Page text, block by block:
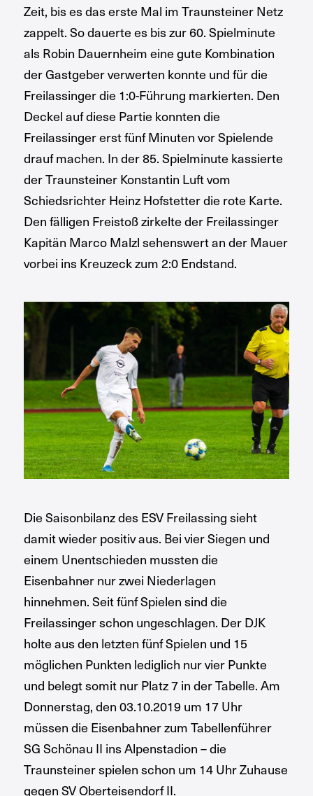
Zeit, bis es das erste Mal im Traunsteiner Netz
zappelt. So dauerte es bis zur 60. Spielminute
als Robin Dauernheim eine gute Kombination
der Gastgeber verwerten konnte und für die
Freilassinger die 1:0-Führung markierten. Den
Deckel auf diese Partie konnten die
Freilassinger erst fünf Minuten vor Spielende
drauf machen. In der 85. Spielminute kassierte
der Traunsteiner Konstantin Luft vom
Schiedsrichter Heinz Hofstetter die rote Karte.
Den fälligen Freistoß zirkelte der Freilassinger
Kapitän Marco Malzl sehenswert an der Mauer
vorbei ins Kreuzeck zum 2:0 Endstand.
Die Saisonbilanz des ESV Freilassing sieht
damit wieder positiv aus. Bei vier Siegen und
einem Unentschieden mussten die
Eisenbahner nur zwei Niederlagen
hinnehmen. Seit fünf Spielen sind die
Freilassinger schon ungeschlagen. Der DJK
holte aus den letzten fünf Spielen und 15
möglichen Punkten lediglich nur vier Punkte
und belegt somit nur Platz 7 in der Tabelle. Am
Donnerstag, den 03.10.2019 um 17 Uhr
müssen die Eisenbahner zum Tabellenführer
SG Schönau II ins Alpenstadion – die
Traunsteiner spielen schon um 14 Uhr Zuhause
gegen SV Oberteisendorf II.